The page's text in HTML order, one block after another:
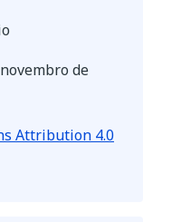
de
Attribution 4.0